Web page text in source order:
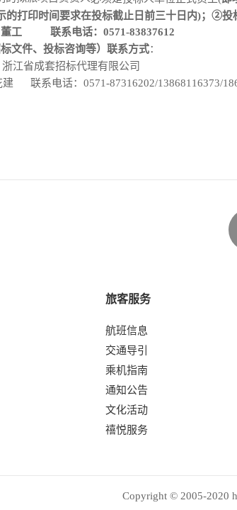
的打印时间要求在投标截止日前三十日 内)；②投
董工 联系电话： 0571-83837612
标文件、投标咨询等） 联系方式：
浙江省成套招标代理有限公司
建 联系电话： 0571-87316202/13868116373/
旅客服务
航班信息
交通导引
乘机指南
通知公告
文化活动
禧悦服务
Copyright © 2005-2020